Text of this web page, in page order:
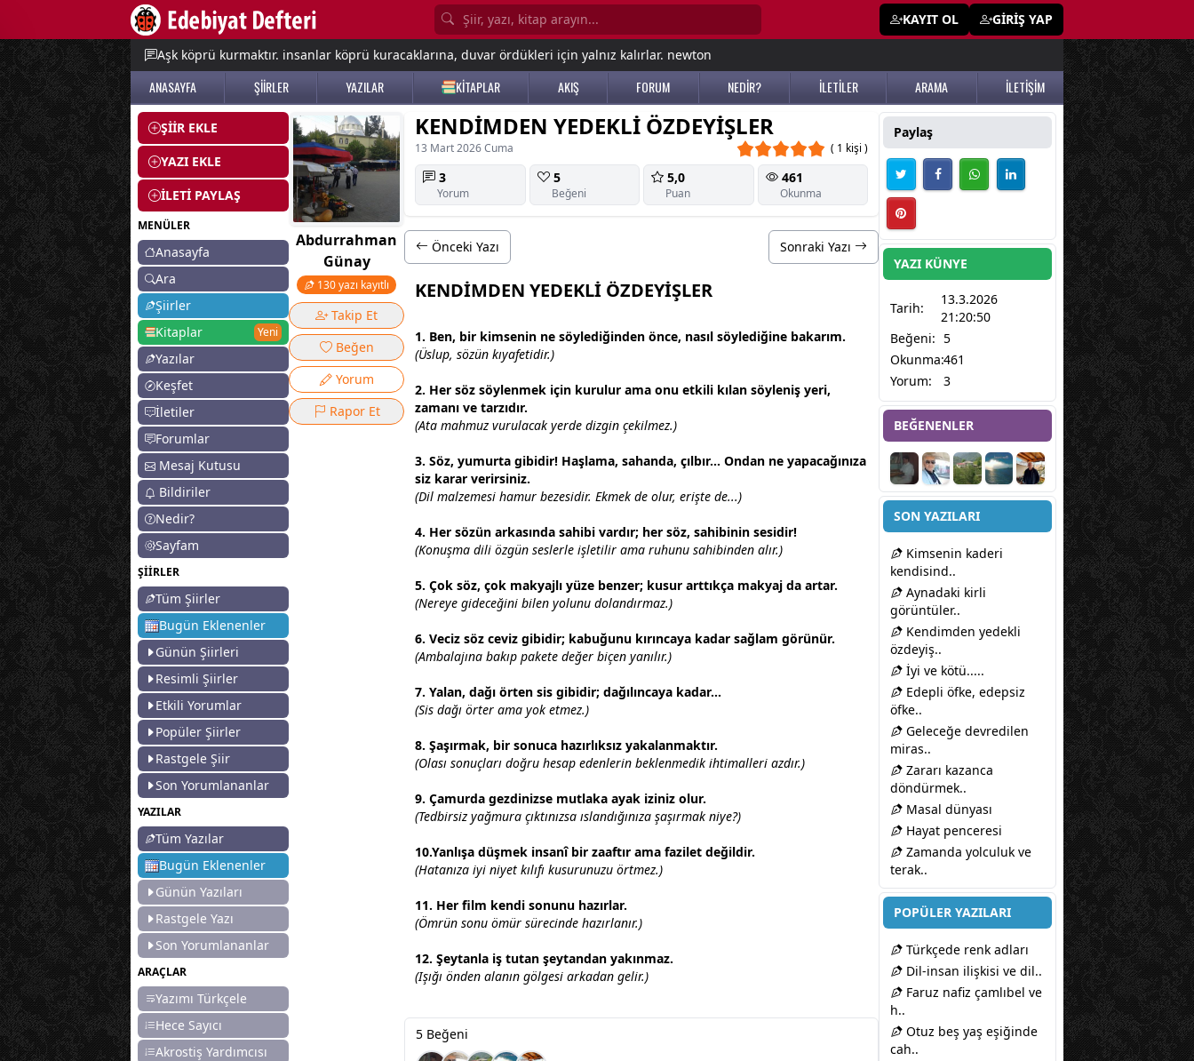
KAYIT OL GİRİŞ YAP
Aşk köprü kurmaktır. insanlar köprü kuracaklarına, duvar ördükleri için yalnız kalırlar. newton
ANASAYFA ŞİİRLER YAZILAR KİTAPLAR AKIŞ FORUM NEDİR? İLETİLER ARAMA İLETİŞİM
ŞİİR EKLE
YAZI EKLE
İLETİ PAYLAŞ
MENÜLER
Anasayfa
Ara
Şiirler
Kitaplar
Yeni
Yazılar
Keşfet
İletiler
Forumlar
Mesaj Kutusu
Bildiriler
Nedir?
Sayfam
ŞİİRLER
Tüm Şiirler
Bugün Eklenenler
Günün Şiirleri
Resimli Şiirler
Etkili Yorumlar
Popüler Şiirler
Rastgele Şiir
Son Yorumlananlar
YAZILAR
Tüm Yazılar
Bugün Eklenenler
Günün Yazıları
Rastgele Yazı
Son Yorumlananlar
ARAÇLAR
Yazımı Türkçele
Hece Sayıcı
Akrostiş Yardımcısı
Abdurrahman
Günay
130 yazı kayıtlı
Takip Et
Beğen
Yorum
Rapor Et
KENDİMDEN YEDEKLİ ÖZDEYİŞLER
13 Mart 2026 Cuma ( 1 kişi )
3
Yorum
5
Beğeni
5,0
Puan
461
Okunma
Önceki Yazı Sonraki Yazı
KENDİMDEN YEDEKLİ ÖZDEYİŞLER
1. Ben, bir kimsenin ne söylediğinden önce, nasıl söylediğine bakarım.
(Üslup, sözün kıyafetidir.)
2. Her söz söylenmek için kurulur ama onu etkili kılan söyleniş yeri,
zamanı ve tarzıdır.
(Ata mahmuz vurulacak yerde dizgin çekilmez.)
3. Söz, yumurta gibidir! Haşlama, sahanda, çılbır... Ondan ne yapacağınıza
siz karar verirsiniz.
(Dil malzemesi hamur bezesidir. Ekmek de olur, erişte de...)
4. Her sözün arkasında sahibi vardır; her söz, sahibinin sesidir!
(Konuşma dili özgün seslerle işletilir ama ruhunu sahibinden alır.)
5. Çok söz, çok makyajlı yüze benzer; kusur arttıkça makyaj da artar.
(Nereye gideceğini bilen yolunu dolandırmaz.)
6. Veciz söz ceviz gibidir; kabuğunu kırıncaya kadar sağlam görünür.
(Ambalajına bakıp pakete değer biçen yanılır.)
7. Yalan, dağı örten sis gibidir; dağılıncaya kadar...
(Sis dağı örter ama yok etmez.)
8. Şaşırmak, bir sonuca hazırlıksız yakalanmaktır.
(Olası sonuçları doğru hesap edenlerin beklenmedik ihtimalleri azdır.)
9. Çamurda gezdinizse mutlaka ayak iziniz olur.
(Tedbirsiz yağmura çıktınızsa ıslandığınıza şaşırmak niye?)
10.Yanlışa düşmek insanî bir zaaftır ama fazilet değildir.
(Hatanıza iyi niyet kılıfı kusurunuzu örtmez.)
11. Her film kendi sonunu hazırlar.
(Ömrün sonu ömür sürecinde hazırlanır.)
12. Şeytanla iş tutan şeytandan yakınmaz.
(Işığı önden alanın gölgesi arkadan gelir.)
5 Beğeni
Paylaş
YAZI KÜNYE
Tarih:
13.3.2026
21:20:50
Beğeni: 5
Okunma:461
Yorum:
3
BEĞENENLER
SON YAZILARI
Kimsenin kaderi
kendisind..
Aynadaki kirli
görüntüler..
Kendimden yedekli
özdeyiş..
İyi ve kötü.....
Edepli öfke, edepsiz
öfke..
Geleceğe devredilen
miras..
Zararı kazanca
döndürmek..
Masal dünyası
Hayat penceresi
Zamanda yolculuk ve
terak..
POPÜLER YAZILARI
Türkçede renk adları
Dil-insan ilişkisi ve dil..
Faruz nafiz çamlıbel ve
h..
Otuz beş yaş eşiğinde
cah..
menu